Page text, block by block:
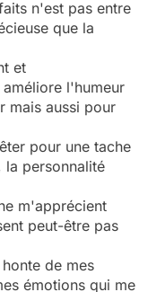
n'est pas entre
que la
et
l'humeur
mais aussi pour
pour une tache
la personnalité
m'apprécient
peut-être pas
de mes
émotions qui me